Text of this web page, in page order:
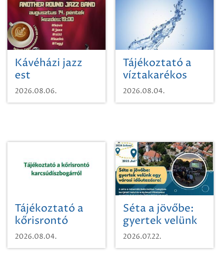
Kávéházi jazz
est
2026.08.06.
Tájékoztató a
víztakarékos
vízhasználatról
2026.08.04.
Tájékoztató a
kőrisrontó
karcsúdíszbogárról
2026.08.04.
Séta a jövőbe:
gyertek velünk
egy városi
időutazásra!
2026.07.22.